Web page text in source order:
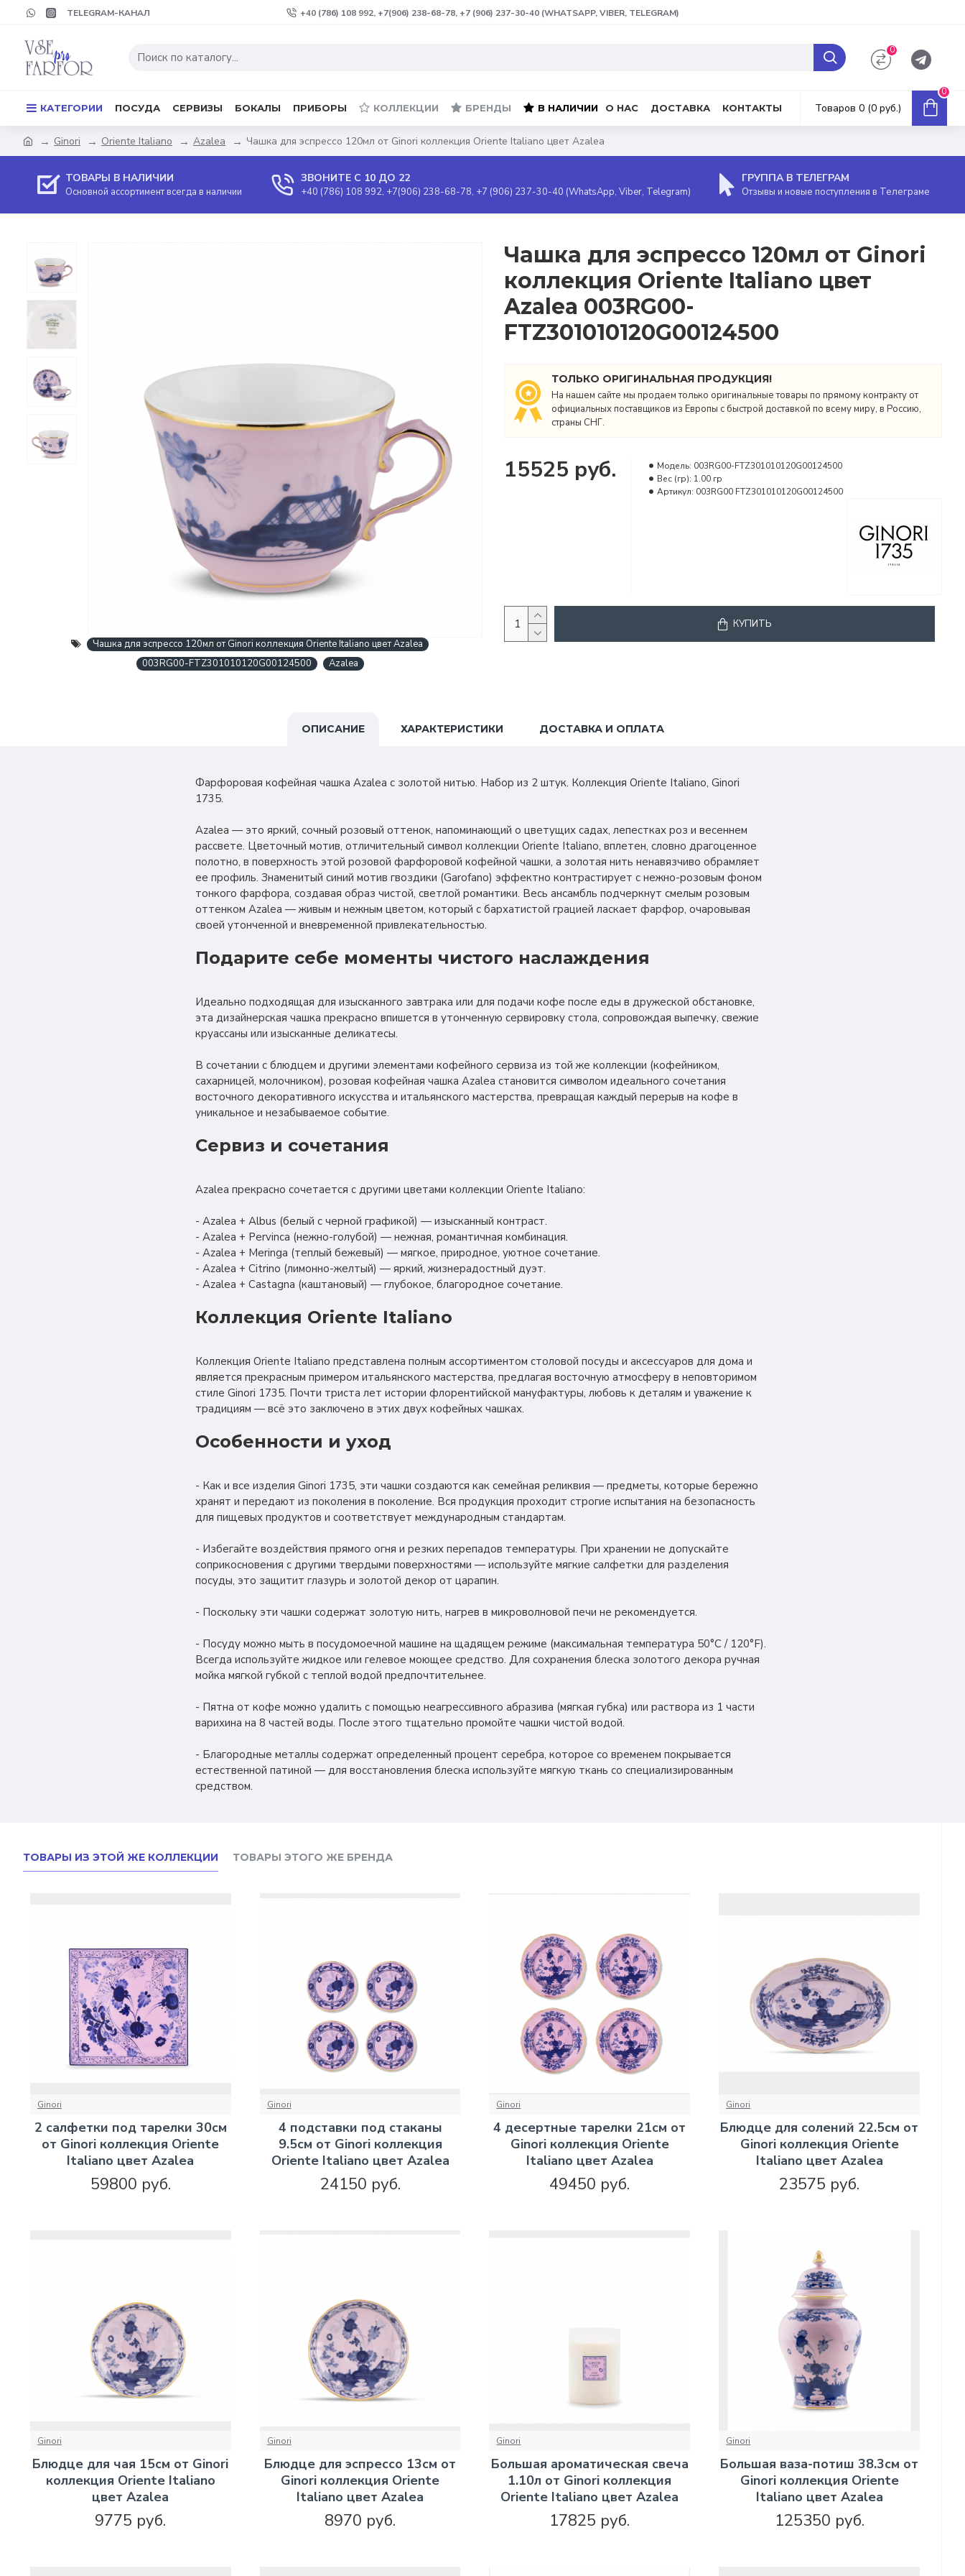
TELEGRAM-КАНАЛ +40 (786) 108 992, +7(906) 238-68-78, +7 (906) 237-30-40 (WHATSAPP, VIBER, TELEGRAM)
0
КАТЕГОРИИ ПОСУДА СЕРВИЗЫ БОКАЛЫ ПРИБОРЫ КОЛЛЕКЦИИ БРЕНДЫ В НАЛИЧИИ О НАС ДОСТАВКА КОНТАКТЫ Товаров 0 (0 руб.)
0
Ginori Oriente Italiano Azalea Чашка для эспрессо 120мл от Ginori коллекция Oriente Italiano цвет Azalea
ТОВАРЫ В НАЛИЧИИ
Основной ассортимент всегда в наличии
ЗВОНИТЕ С 10 ДО 22
+40 (786) 108 992, +7(906) 238-68-78, +7 (906) 237-30-40 (WhatsApp, Viber, Telegram)
ГРУППА В ТЕЛЕГРАМ
Отзывы и новые поступления в Телеграме
Чашка для эспрессо 120мл от Ginori коллекция Oriente Italiano цвет Azalea
003RG00-FTZ301010120G00124500
Azalea
Чашка для эспрессо 120мл от Ginori
коллекция Oriente Italiano цвет
Azalea 003RG00-
FTZ301010120G00124500
ТОЛЬКО ОРИГИНАЛЬНАЯ ПРОДУКЦИЯ!
На нашем сайте мы продаем только оригинальные товары по прямому контракту от
официальных поставщиков из Европы с быстрой доставкой по всему миру, в Россию,
страны СНГ.
15525 руб. Модель: 003RG00-FTZ301010120G00124500
Вес (гр): 1.00 гр
Артикул: 003RG00 FTZ301010120G00124500
КУПИТЬ
ОПИСАНИЕ ХАРАКТЕРИСТИКИ ДОСТАВКА И ОПЛАТА
Фарфоровая кофейная чашка Azalea с золотой нитью. Набор из 2 штук. Коллекция Oriente Italiano, Ginori
1735.
Azalea — это яркий, сочный розовый оттенок, напоминающий о цветущих садах, лепестках роз и весеннем
рассвете. Цветочный мотив, отличительный символ коллекции Oriente Italiano, вплетен, словно драгоценное
полотно, в поверхность этой розовой фарфоровой кофейной чашки, а золотая нить ненавязчиво обрамляет
ее профиль. Знаменитый синий мотив гвоздики (Garofano) эффектно контрастирует с нежно-розовым фоном
тонкого фарфора, создавая образ чистой, светлой романтики. Весь ансамбль подчеркнут смелым розовым
оттенком Azalea — живым и нежным цветом, который с бархатистой грацией ласкает фарфор, очаровывая
своей утонченной и вневременной привлекательностью.
Подарите себе моменты чистого наслаждения
Идеально подходящая для изысканного завтрака или для подачи кофе после еды в дружеской обстановке,
эта дизайнерская чашка прекрасно впишется в утонченную сервировку стола, сопровождая выпечку, свежие
круассаны или изысканные деликатесы.
В сочетании с блюдцем и другими элементами кофейного сервиза из той же коллекции (кофейником,
сахарницей, молочником), розовая кофейная чашка Azalea становится символом идеального сочетания
восточного декоративного искусства и итальянского мастерства, превращая каждый перерыв на кофе в
уникальное и незабываемое событие.
Сервиз и сочетания
Azalea прекрасно сочетается с другими цветами коллекции Oriente Italiano:
- Azalea + Albus (белый с черной графикой) — изысканный контраст.
- Azalea + Pervinca (нежно-голубой) — нежная, романтичная комбинация.
- Azalea + Meringa (теплый бежевый) — мягкое, природное, уютное сочетание.
- Azalea + Citrino (лимонно-желтый) — яркий, жизнерадостный дуэт.
- Azalea + Castagna (каштановый) — глубокое, благородное сочетание.
Коллекция Oriente Italiano
Коллекция Oriente Italiano представлена полным ассортиментом столовой посуды и аксессуаров для дома и
является прекрасным примером итальянского мастерства, предлагая восточную атмосферу в неповторимом
стиле Ginori 1735. Почти триста лет истории флорентийской мануфактуры, любовь к деталям и уважение к
традициям — всё это заключено в этих двух кофейных чашках.
Особенности и уход
- Как и все изделия Ginori 1735, эти чашки создаются как семейная реликвия — предметы, которые бережно
хранят и передают из поколения в поколение. Вся продукция проходит строгие испытания на безопасность
для пищевых продуктов и соответствует международным стандартам.
- Избегайте воздействия прямого огня и резких перепадов температуры. При хранении не допускайте
соприкосновения с другими твердыми поверхностями — используйте мягкие салфетки для разделения
посуды, это защитит глазурь и золотой декор от царапин.
- Поскольку эти чашки содержат золотую нить, нагрев в микроволновой печи не рекомендуется.
- Посуду можно мыть в посудомоечной машине на щадящем режиме (максимальная температура 50°C / 120°F).
Всегда используйте жидкое или гелевое моющее средство. Для сохранения блеска золотого декора ручная
мойка мягкой губкой с теплой водой предпочтительнее.
- Пятна от кофе можно удалить с помощью неагрессивного абразива (мягкая губка) или раствора из 1 части
варихина на 8 частей воды. После этого тщательно промойте чашки чистой водой.
- Благородные металлы содержат определенный процент серебра, которое со временем покрывается
естественной патиной — для восстановления блеска используйте мягкую ткань со специализированным
средством.
ТОВАРЫ ИЗ ЭТОЙ ЖЕ КОЛЛЕКЦИИ ТОВАРЫ ЭТОГО ЖЕ БРЕНДА
Ginori
2 салфетки под тарелки 30см
от Ginori коллекция Oriente
Italiano цвет Azalea
59800 руб.
Ginori
4 подставки под стаканы
9.5см от Ginori коллекция
Oriente Italiano цвет Azalea
24150 руб.
Ginori
4 десертные тарелки 21см от
Ginori коллекция Oriente
Italiano цвет Azalea
49450 руб.
Ginori
Блюдце для солений 22.5см от
Ginori коллекция Oriente
Italiano цвет Azalea
23575 руб.
Ginori
Блюдце для чая 15см от Ginori
коллекция Oriente Italiano
цвет Azalea
9775 руб.
Ginori
Блюдце для эспрессо 13см от
Ginori коллекция Oriente
Italiano цвет Azalea
8970 руб.
Ginori
Большая ароматическая свеча
1.10л от Ginori коллекция
Oriente Italiano цвет Azalea
17825 руб.
Ginori
Большая ваза-потиш 38.3см от
Ginori коллекция Oriente
Italiano цвет Azalea
125350 руб.